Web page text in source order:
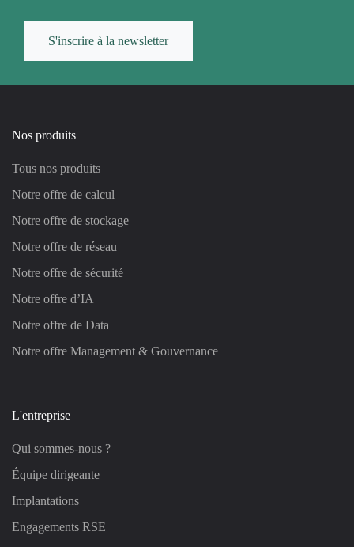
S'inscrire à la newsletter
Nos produits
Tous nos produits
Notre offre de calcul
Notre offre de stockage
Notre offre de réseau
Notre offre de sécurité
Notre offre d’IA
Notre offre de Data
Notre offre Management & Gouvernance
L'entreprise
Qui sommes-nous ?
Équipe dirigeante
Implantations
Engagements RSE